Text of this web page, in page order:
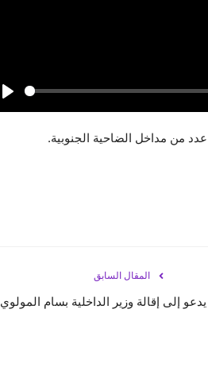
من مداخل الضاحية الجنوبية.
المقال السابق
إلى إقالة وزير الداخلية بسام المولوي